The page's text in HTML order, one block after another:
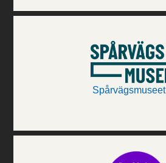
Spårvägsmuseet